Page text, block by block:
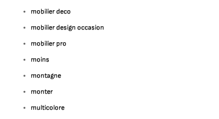
mobilier deco
mobilier design occasion
mobilier pro
moins
montagne
monter
multicolore